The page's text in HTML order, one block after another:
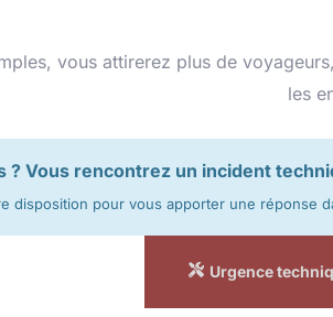
vous attirerez plus de
les
? Vous rencontrez un incident
disposition pour vous apporter une réponse
Urgence